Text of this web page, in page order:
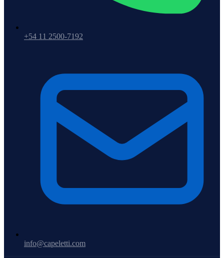
+54 11 2500-7192
info@capeletti.com